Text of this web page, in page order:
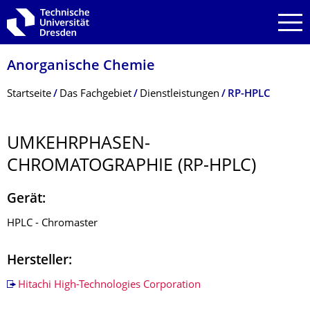
Zur Hauptnavigation springen
Zur Suche springen
Zum Inhalt springen
Anorganische Chemie
Breadcrumb-Menü
Startseite Das Fachgebiet Dienstleistungen RP-HPLC
UMKEHRPHASEN­
CHROMATOGRAPHIE (RP-HPLC)
Gerät:
HPLC - Chromaster
Hersteller:
Hitachi High-Technologies Corporation